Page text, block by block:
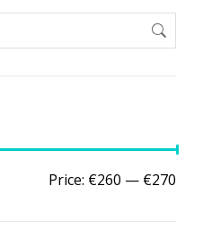
Price: €260 — €270